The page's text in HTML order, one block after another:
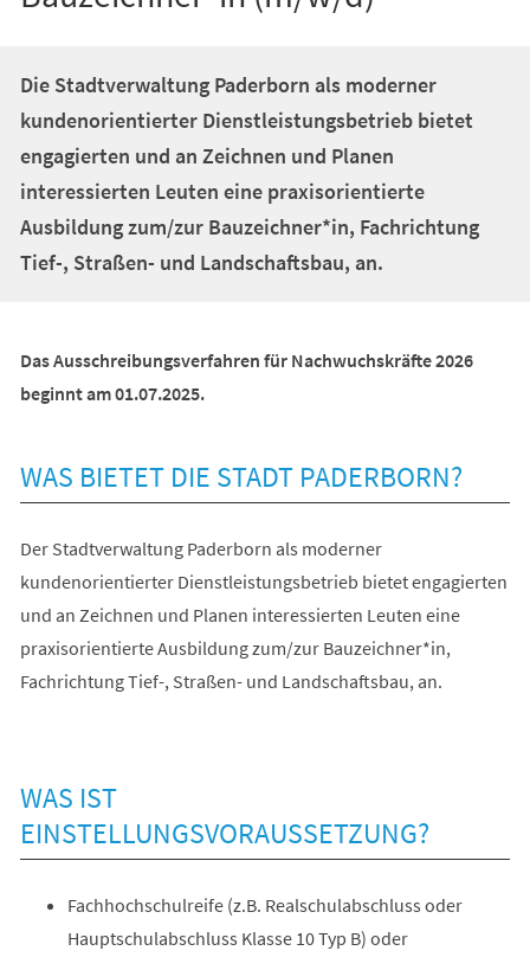
Die Stadtverwaltung Paderborn als moderner
kundenorientierter Dienstleistungsbetrieb bietet
engagierten und an Zeichnen und Planen
interessierten Leuten eine praxisorientierte
Ausbildung zum/zur Bauzeichner*in, Fachrichtung
Tief-, Straßen- und Landschaftsbau, an.
Das Ausschreibungsverfahren für Nachwuchskräfte 2026
beginnt am 01.07.2025.
WAS BIETET DIE STADT PADERBORN?
Der Stadtverwaltung Paderborn als moderner
kundenorientierter Dienstleistungsbetrieb bietet engagierten
und an Zeichnen und Planen interessierten Leuten eine
praxisorientierte Ausbildung zum/zur Bauzeichner*in,
Fachrichtung Tief-, Straßen- und Landschaftsbau, an.
WAS IST
EINSTELLUNGSVORAUSSETZUNG?
Fachhochschulreife (z.B. Realschulabschluss oder
Hauptschulabschluss Klasse 10 Typ B) oder